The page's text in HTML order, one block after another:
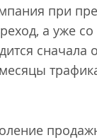
при
а уже
сначала